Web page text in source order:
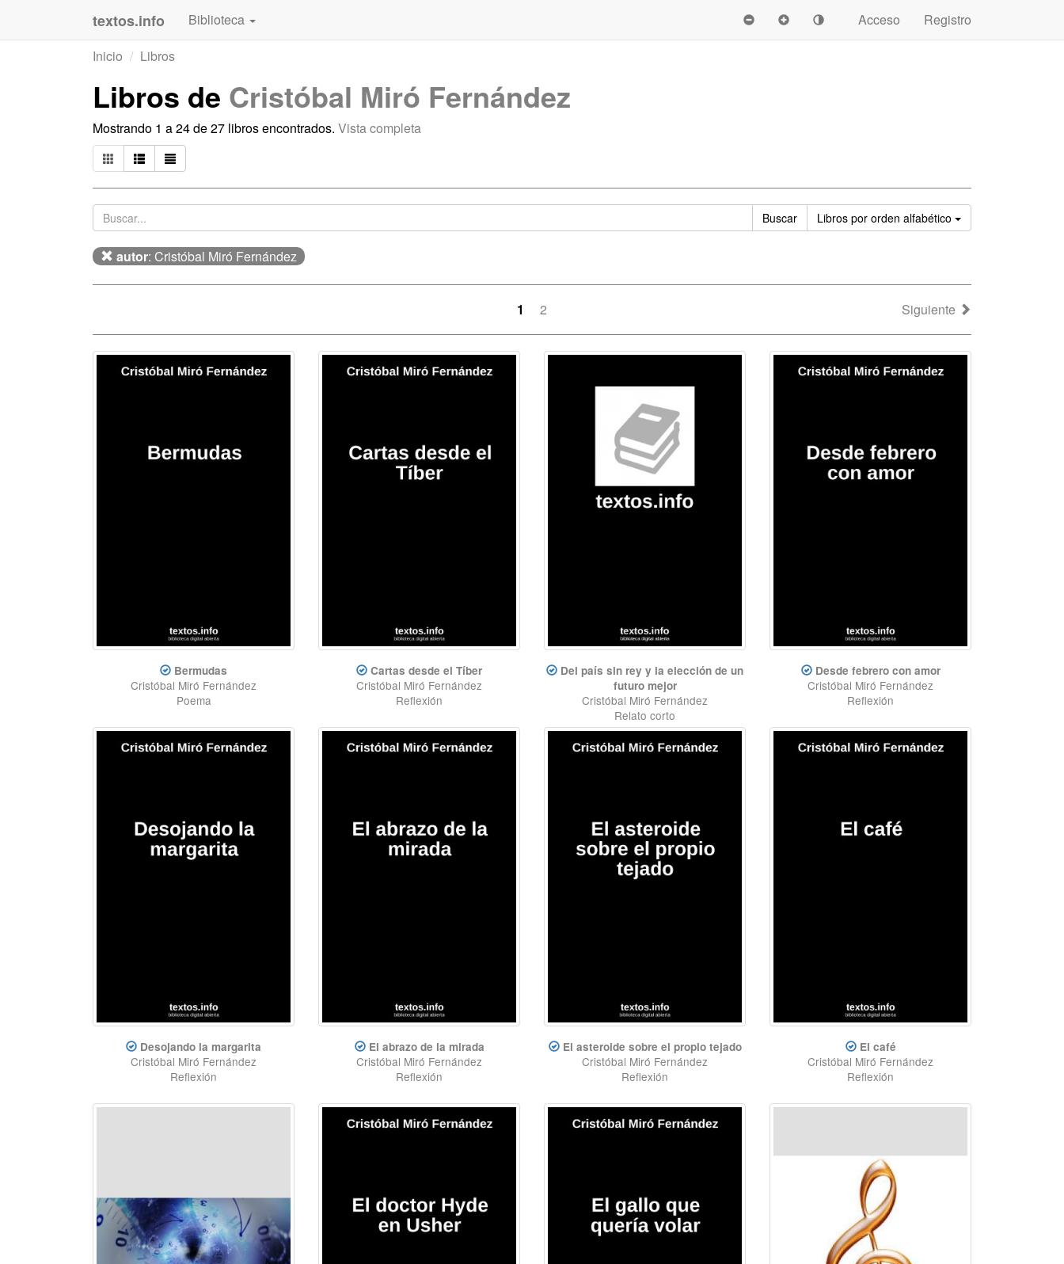
textos.info Biblioteca Acceso
Registro
Inicio
Libros
Libros de Cristóbal Miró Fernández
Mostrando 1 a 24 de 27 libros encontrados. Vista completa
Buscar Libros por orden alfabético Ordenar
autor: Cristóbal Miró Fernández
1 2 Siguiente
Bermudas
Cristóbal Miró Fernández
Poema
Cartas desde el Tíber
Cristóbal Miró Fernández
Reflexión
Del país sin rey y la elección de un
futuro mejor
Cristóbal Miró Fernández
Relato corto
Desde febrero con amor
Cristóbal Miró Fernández
Reflexión
Desojando la margarita
Cristóbal Miró Fernández
Reflexión
El abrazo de la mirada
Cristóbal Miró Fernández
Reflexión
El asteroide sobre el propio tejado
Cristóbal Miró Fernández
Reflexión
El café
Cristóbal Miró Fernández
Reflexión